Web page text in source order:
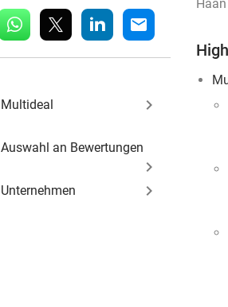
whatsapp linkedin mail
Multideal keyboard_arrow_right
Auswahl an Bewertungen
keyboard_arrow_right
Unternehmen keyboard_arrow_right
Haan